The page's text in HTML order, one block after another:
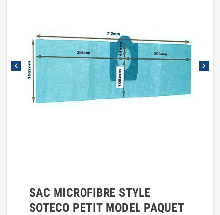
chevron_left chevron_right
SAC MICROFIBRE STYLE
SOTECO PETIT MODEL PAQUET